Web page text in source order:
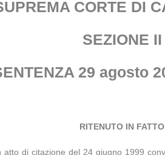
CORTE DI
SEZIONE II
29 agosto
RITENUTO IN FATTO
di citazione del 24 giugno 1999